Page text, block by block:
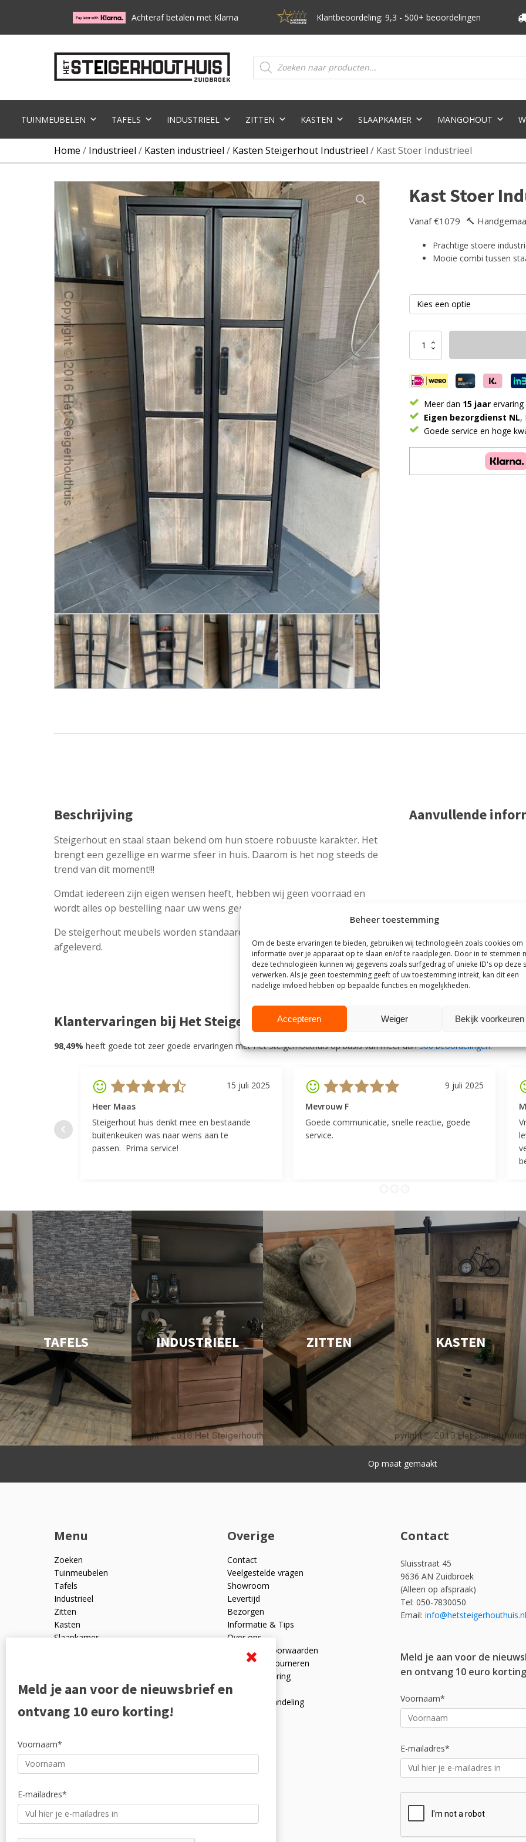
Beheer toestemming
Om de beste ervaringen te bieden, gebruiken wij technologieën zoals cookies om
informatie over je apparaat op te slaan en/of te raadplegen. Door in te stemmen
deze technologieën kunnen wij gegevens zoals surfgedrag of unieke ID's op deze
verwerken. Als je geen toestemming geeft of uw toestemming intrekt, kan dit een
nadelige invloed hebben op bepaalde functies en mogelijkheden.
Accepteren Weiger Bekijk voorkeuren
Achteraf betalen met Klarna Klantbeoordeling: 9,3 - 500+ beoordelingen
Producten
zoeken
TUINMEUBELEN TAFELS INDUSTRIEEL ZITTEN KASTEN SLAAPKAMER MANGOHOUT
Home / Industrieel / Kasten industrieel / Kasten Steigerhout Industrieel / Kast Stoer Industrieel
Kast Stoer
Vanaf €1079 🔨
Prachtige stoere
Mooie combi tussen
Kast
aantal
Meer dan 15 jaar ervaring
Eigen bezorgdienst NL,
Goede service en hoge
Beschrijving
Steigerhout en staal staan bekend om hun stoere robuuste karakter. Het
brengt een gezellige en warme sfeer in huis. Daarom is het nog steeds de
trend van dit moment!!!
Omdat iedereen zijn eigen wensen heeft, hebben wij geen voorraad en
wordt alles op bestelling naar uw wens gemaakt.
De steigerhout meubels worden standaard compleet gemonteerd
afgeleverd.
Aanvullende
Klantervaringen bij Het Steigerhouthuis
98,49% heeft goede tot zeer goede ervaringen met Het Steigerhouthuis op basis van meer dan500 beoordelingen.
15 juli 2025
Heer Maas
Steigerhout huis denkt mee en bestaande
buitenkeuken was naar wens aan te
passen. Prima service!
9 juli 2025
Mevrouw F
Goede communicatie, snelle reactie, goede
service.
TAFELS INDUSTRIEEL ZITTEN KASTEN
Snelle levering
Menu
Zoeken
Tuinmeubelen
Tafels
Industrieel
Zitten
Kasten
Slaapkamer
Outlet
Overige
Contact
Veelgestelde vragen
Showroom
Levertijd
Bezorgen
Informatie & Tips
Over ons
Algemene voorwaarden
Ruilen en retourneren
Privacyverklaring
Reviewpolicy
Klachtenafhandeling
Contact
Sluisstraat 45
9636 AN Zuidbroek
(Alleen op afspraak)
Tel: 050-7830050
Email: info@hetsteigerhouthuis.nl
Meld je aan voor de
en ontvang 10 euro
Voornaam*
E-mailadres*
Meld je aan voor de nieuwsbrief en
ontvang 10 euro korting!
Voornaam*
E-mailadres*